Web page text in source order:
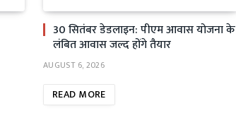
30 सितंबर डेडलाइन: पीएम आवास योजना के
लंबित आवास जल्द होंगे तैयार
AUGUST 6, 2026
READ MORE